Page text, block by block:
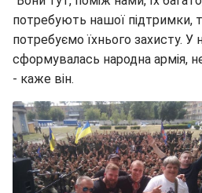
потребують нашої підтримки,
потребуємо їхнього захисту. У
сформувалась народна армія,
- каже він.